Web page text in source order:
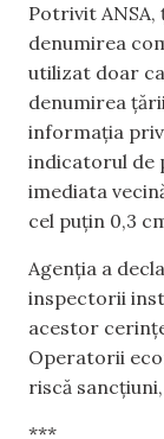
Potrivit
denumirea
utilizat doar
denumirea
informația
indicatorul de
imediata
cel puțin 0,3
Agenția a
inspectorii
acestor
Operatorii
riscă
***